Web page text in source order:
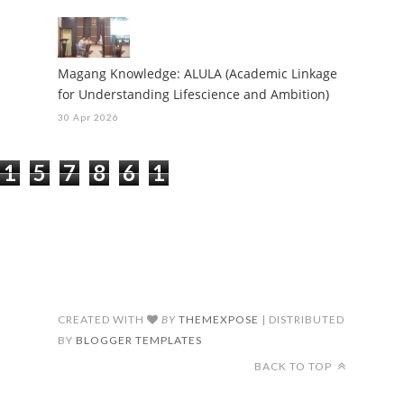
Magang Knowledge: ALULA (Academic Linkage
for Understanding Lifescience and Ambition)
30 Apr 2026
1 5 7 8 6 1
CREATED WITH BY THEMEXPOSE | DISTRIBUTED
BY BLOGGER TEMPLATES
BACK TO TOP